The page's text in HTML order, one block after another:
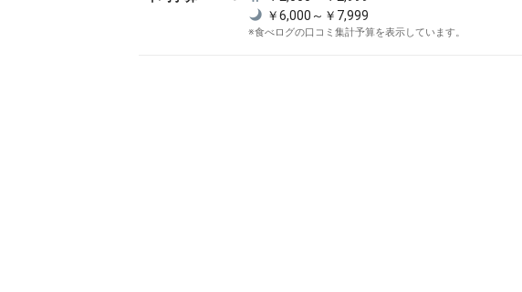
￥6,000～￥7,999
※食べログの口コミ集計予算を表示しています。